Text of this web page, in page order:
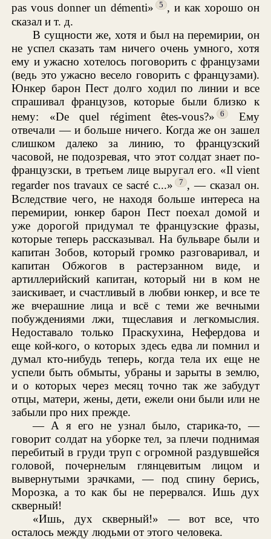
pas vous donner un démenti»
5 , и как хорошо он
сказал и т. д.
В сущности же, хотя и был на перемирии, он
не успел сказать там ничего очень умного, хотя
ему и ужасно хотелось поговорить с французами
(ведь это ужасно весело говорить с французами).
Юнкер барон Пест долго ходил по линии и все
спрашивал французов, которые были близко к
нему: «De quel régiment êtes-vous?»
6
Ему
отвечали — и больше ничего. Когда же он зашел
слишком далеко за линию, то французский
часовой, не подозревая, что этот солдат знает по-
французски, в третьем лице выругал его. «Il vient
regarder nos travaux ce sacré c...»
7 , — сказал он.
Вследствие чего, не находя больше интереса на
перемирии, юнкер барон Пест поехал домой и
уже дорогой придумал те французские фразы,
которые теперь рассказывал. На бульваре были и
капитан Зобов, который громко разговаривал, и
капитан Обжогов в растерзанном виде, и
артиллерийский капитан, который ни в ком не
заискивает, и счастливый в любви юнкер, и все те
же вчерашние лица и всё с теми же вечными
побуждениями лжи, тщеславия и легкомыслия.
Недоставало только Праскухина, Нефердова и
еще кой-кого, о которых здесь едва ли помнил и
думал кто-нибудь теперь, когда тела их еще не
успели быть обмыты, убраны и зарыты в землю,
и о которых через месяц точно так же забудут
отцы, матери, жены, дети, ежели они были или не
забыли про них прежде.
— А я его не узнал было, старика-то, —
говорит солдат на уборке тел, за плечи поднимая
перебитый в груди труп с огромной раздувшейся
головой, почернелым глянцевитым лицом и
вывернутыми зрачками, — под спину берись,
Морозка, а то как бы не перервался. Ишь дух
скверный!
«Ишь, дух скверный!» — вот все, что
осталось между людьми от этого человека.